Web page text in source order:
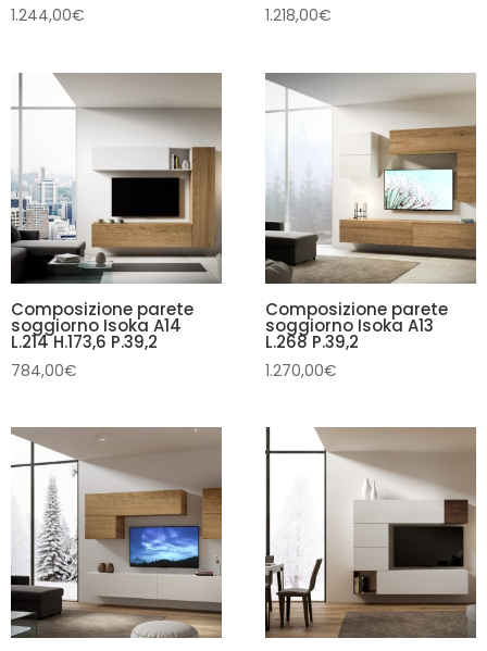
1.244,00€ 1.218,00€
Composizione parete
soggiorno Isoka A14
L.214 H.173,6 P.39,2
784,00€
Composizione parete
soggiorno Isoka A13
L.268 P.39,2
1.270,00€